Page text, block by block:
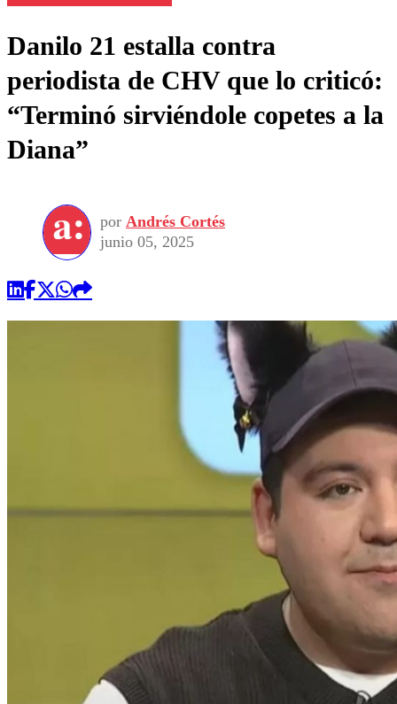
Danilo 21 estalla contra
periodista de CHV que lo criticó:
“Terminó sirviéndole copetes a la
Diana”
por Andrés Cortés
junio 05, 2025